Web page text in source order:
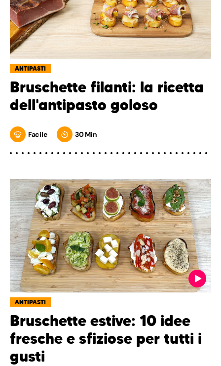
ANTIPASTI
Bruschette filanti: la ricetta
dell'antipasto goloso
Facile 30 Min
ANTIPASTI
Bruschette estive: 10 idee
fresche e sfiziose per tutti i
gusti